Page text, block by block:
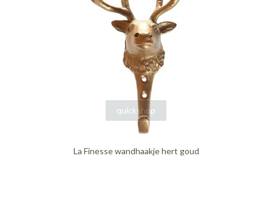
quickshop
La Finesse wandhaakje hert goud